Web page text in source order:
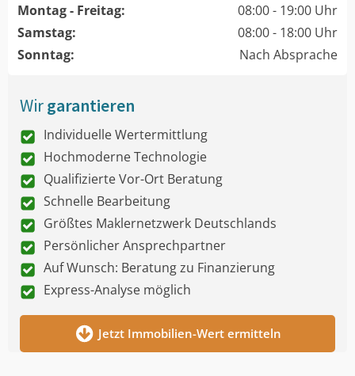
Montag - Freitag:
08:00 - 19:00 Uhr
Samstag:
08:00 - 18:00 Uhr
Sonntag:
Nach Absprache
Wirgarantieren
Individuelle Wertermittlung
Hochmoderne Technologie
Qualifizierte Vor-Ort Beratung
Schnelle Bearbeitung
Größtes Maklernetzwerk Deutschlands
Persönlicher Ansprechpartner
Auf Wunsch: Beratung zu Finanzierung
Express-Analyse möglich
Jetzt Immobilien-Wert ermitteln